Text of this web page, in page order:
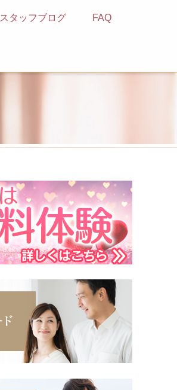
スタッフブログ FAQ